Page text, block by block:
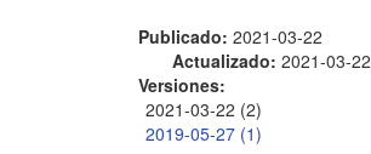
Publicado: 2021-03-22
Actualizado: 2021-03-22
Versiones:
2021-03-22 (2)
2019-05-27 (1)